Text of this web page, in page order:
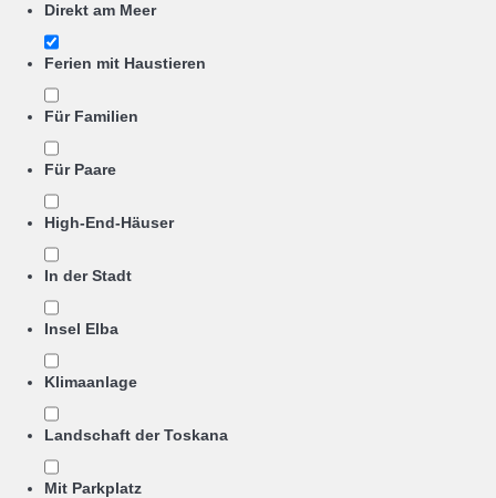
Direkt am Meer
Ferien mit Haustieren
Für Familien
Für Paare
High-End-Häuser
In der Stadt
Insel Elba
Klimaanlage
Landschaft der Toskana
Mit Parkplatz